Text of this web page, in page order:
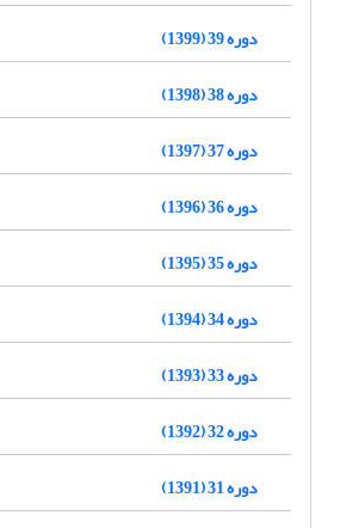
دوره 39 (1399)
دوره 38 (1398)
دوره 37 (1397)
دوره 36 (1396)
دوره 35 (1395)
دوره 34 (1394)
دوره 33 (1393)
دوره 32 (1392)
دوره 31 (1391)